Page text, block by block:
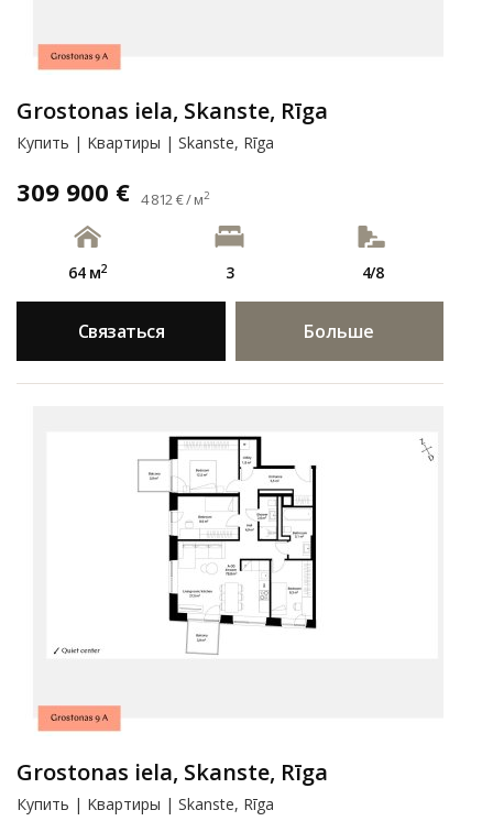
Grostonas iela, Skanste, Rīga
Купить | Kвартиры | Skanste, Rīga
309 900 € 4 812 € / м2
64 м2 3 4/8
Связаться Больше
Grostonas iela, Skanste, Rīga
Купить | Kвартиры | Skanste, Rīga